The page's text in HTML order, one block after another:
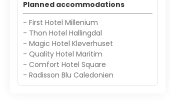
Planned accommodations
- First Hotel Millenium
- Thon Hotel Hallingdal
- Magic Hotel Kløverhuset
- Quality Hotel Maritim
- Comfort Hotel Square
- Radisson Blu Caledonien